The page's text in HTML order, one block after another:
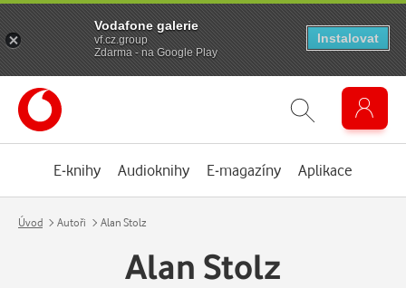
E-knihy Audioknihy E-magazíny Aplikace
Úvod Autoři Alan Stolz
Alan Stolz
Vodafone galerie
vf.cz.group
Zdarma - na Google Play
Instalovat